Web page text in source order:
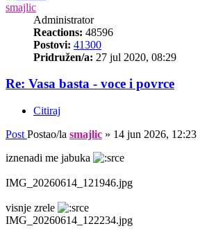
smajlic
Administrator
Reactions: 48596
Postovi: 41300
Pridružen/a: 27 jul 2020, 08:29
Re: Vasa basta - voce i povrce
Citiraj
Post Postao/la smajlic » 14 jun 2026, 12:23
iznenadi me jabuka
IMG_20260614_121946.jpg
visnje zrele
IMG_20260614_122234.jpg